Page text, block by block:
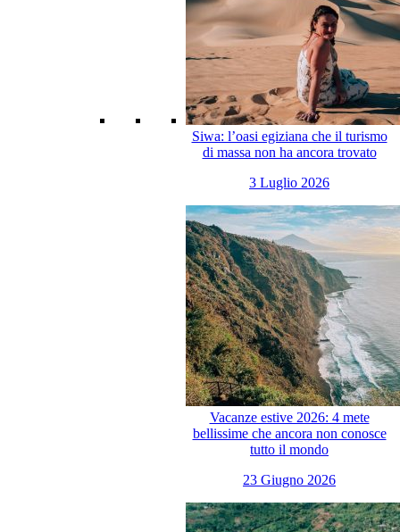
Siwa: l’oasi egiziana che il turismo
di massa non ha ancora trovato
3 Luglio 2026
Vacanze estive 2026: 4 mete
bellissime che ancora non conosce
tutto il mondo
23 Giugno 2026